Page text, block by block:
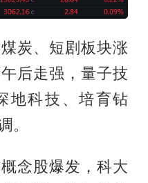
炭、短剧板块涨
后走强，量子技
地科技、培育钻
。
念股爆发，科大